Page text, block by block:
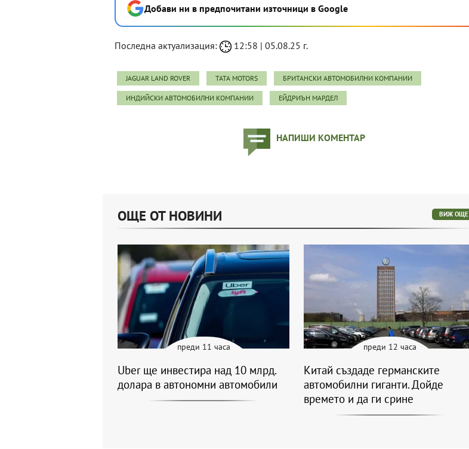
Добави ни в предпочитани източници в Google
Последна актуализация: 12:58 | 05.08.25 г.
JAGUAR LAND ROVER TATA MOTORS БРИТАНСКИ АВТОМОБИЛНИ КОМПАНИИ
ИНДИЙСКИ АВТОМОБИЛНИ КОМПАНИИ ЕЙДРИЪН МАРДЕЛ
НАПИШИ КОМЕНТАР
ОЩЕ ОТ НОВИНИ ВИЖ ОЩЕ
преди 11 часа
Uber ще инвестира над 10 млрд.
долара в автономни автомобили
преди 12 часа
Китай създаде германските
автомобилни гиганти. Дойде
времето и да ги срине